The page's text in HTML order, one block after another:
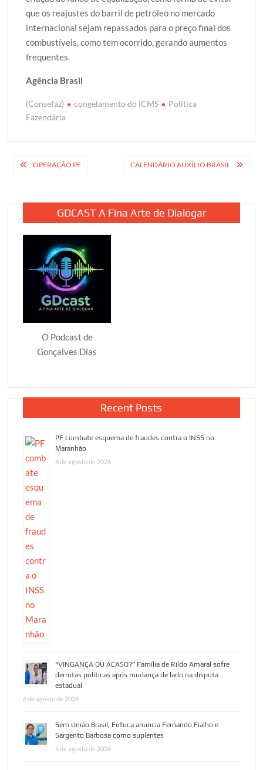
que os reajustes do barril de petróleo no mercado
internacional sejam repassados para o preço final dos
combustíveis, como tem ocorrido, gerando aumentos
frequentes.
Agência Brasil
(Consefaz) congelamento do ICMS
Política
Fazendária
Navegação
Post
OPERAÇÃO PF CALENDÁRIO AUXÍLIO BRASIL
GDCAST A Fina Arte de Dialogar
O Podcast de
Gonçalves Dias
Recent Posts
PF combate esquema de fraudes contra o INSS no
Maranhão
6 de agosto de 2026
“VINGANÇA OU ACASO?” Família de Rildo Amaral sofre
derrotas políticas após mudança de lado na disputa
estadual
6 de agosto de 2026
Sem União Brasil, Fufuca anuncia Fernando Fialho e
Sargento Barbosa como suplentes
5 de agosto de 2026